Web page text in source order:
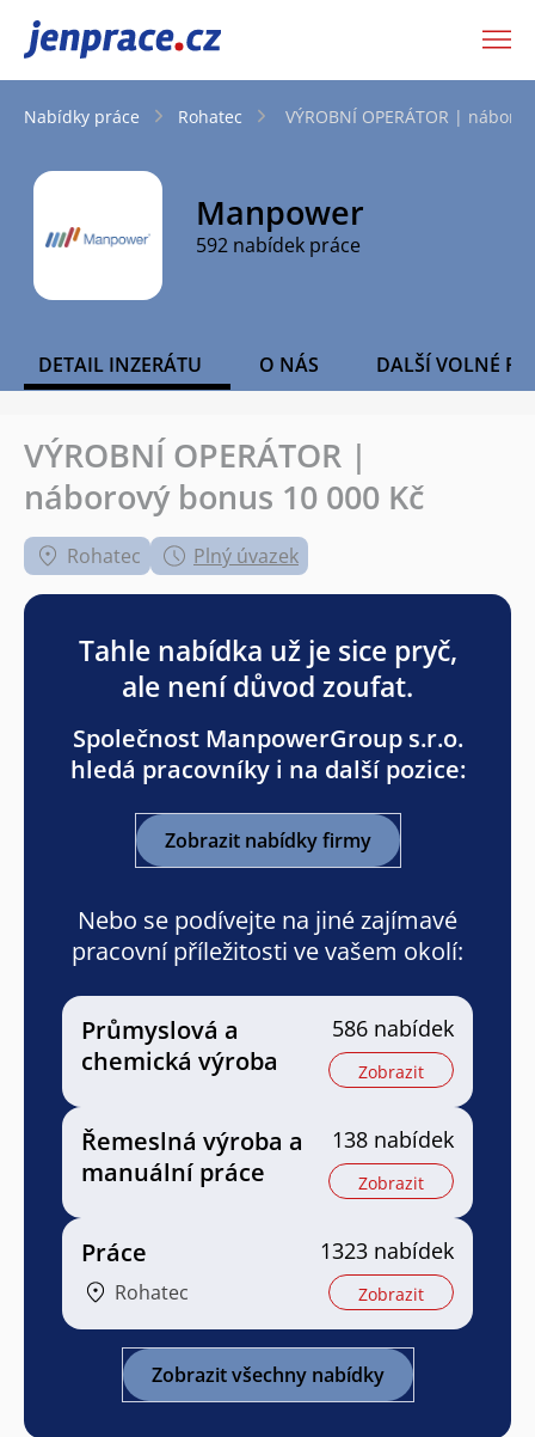
JenPráce.cz
Nabídky práce Rohatec VÝROBNÍ OPERÁTOR |
Manpower
592 nabídek práce
DETAIL INZERÁTU O NÁS DALŠÍ VOLNÉ
VÝROBNÍ OPERÁTOR |
náborový bonus 10 000 Kč
Rohatec Plný úvazek
Tahle nabídka už je sice pryč,
ale není důvod zoufat.
Společnost ManpowerGroup s.r.o.
hledá pracovníky i na další pozice:
Zobrazit nabídky firmy
Nebo se podívejte na jiné zajímavé
pracovní příležitosti ve vašem okolí:
Průmyslová a
chemická výroba
586 nabídek
Zobrazit
Řemeslná výroba a
manuální práce
138 nabídek
Zobrazit
Práce
Rohatec
1323 nabídek
Zobrazit
Zobrazit všechny nabídky